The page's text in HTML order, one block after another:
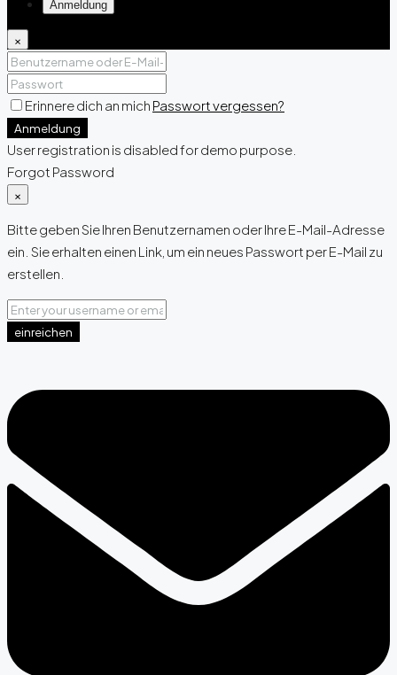
Anmeldung
×
Erinnere dich an mich Passwort vergessen?
Anmeldung
User registration is disabled for demo purpose.
Forgot Password
×
Bitte geben Sie Ihren Benutzernamen oder Ihre E-Mail-Adresse
ein. Sie erhalten einen Link, um ein neues Passwort per E-Mail zu
erstellen.
einreichen